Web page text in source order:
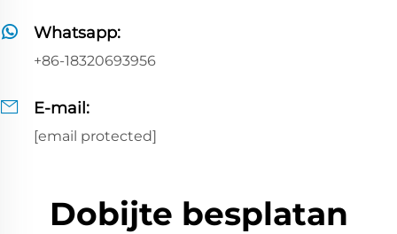
Whatsapp:
+86-18320693956
E-mail:
[email protected]
Dobijte besplatan